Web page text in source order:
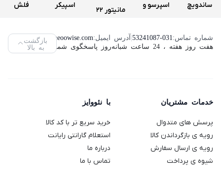
ساندویچ
ساز کنوود
مدل
اسپرسو و
دولچه
Genio 2
مانیتور 22
مدل
اسپیکر
تسکو
مدل TS
فلش
ویکومن
مدل
شماره تماس: 53241087-031
|آدرس ایمیل:info@neoowise.com
هفت روز هفته ، 24 ساعت شبانه‌روز پاسخگوی شما هستیم.
بازگشت
به بالا
خدمات مشتریان
پرسش های متدوال
رویه ی بازگرداندن کالا
رویه ی ارسال سفارش
شیوه ی پرداخت
با نئووایز
خرید سریع تر با کد کالا
استعلام گارانتی رایانت
درباره ما
تماس با ما